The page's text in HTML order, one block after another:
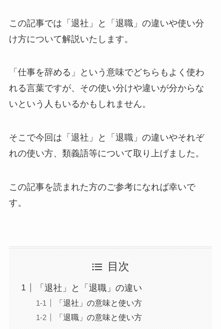
この記事では「退社」と「退職」の違いや使い分
け方について解説いたします。
「仕事を辞める」という意味でどちらもよく使わ
れる言葉ですが、その使い分けや違いが分からな
いという人もいるかもしれません。
そこで今回は「退社」と「退職」の違いやそれぞ
れの使い方、類義語等について取り上げました。
この記事を読まれた方のご参考になれば幸いで
す。
目次
「退社」と「退職」の違い
「退社」の意味と使い方
「退職」の意味と使い方